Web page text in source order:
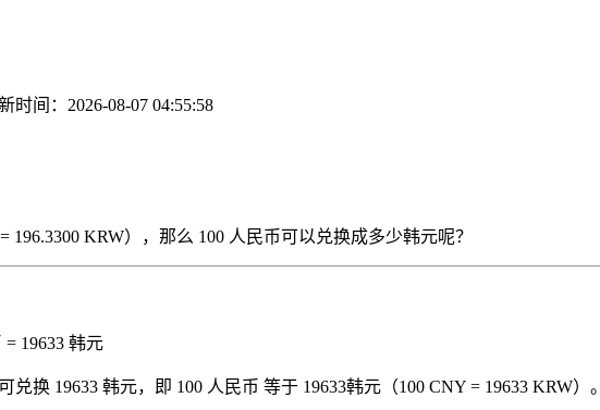
时间：2026-08-07 04:55:58
196.3300 KRW），那么 100 人民币可以兑换成多少韩元呢？
= 19633 韩元
换 19633 韩元，即 100 人民币 等于 19633韩元（100 CNY = 19633 KRW）。